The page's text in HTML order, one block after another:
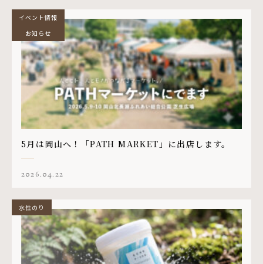
5月は岡山へ！「PATH MARKET」に出店します。
2026.04.22
イベント情報
お知らせ
水性のり